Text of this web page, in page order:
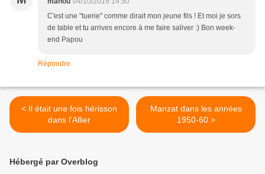
C'est une "tuerie" comme dirait mon jeune fils ! Et moi je sors
de table et tu arrives encore à me faire saliver :) Bon week-
end Papou
Répondre
< Il était une fois hérisson
dans l'Allier
Manzat dans les années
1950-60 >
Hébergé par Overblog